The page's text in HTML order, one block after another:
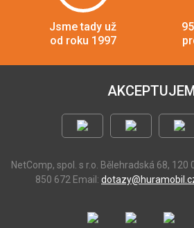
Jsme tady už
od roku 1997
NetComp, spol. s r.o. Bělehradská 68, 120
850 672 Email: